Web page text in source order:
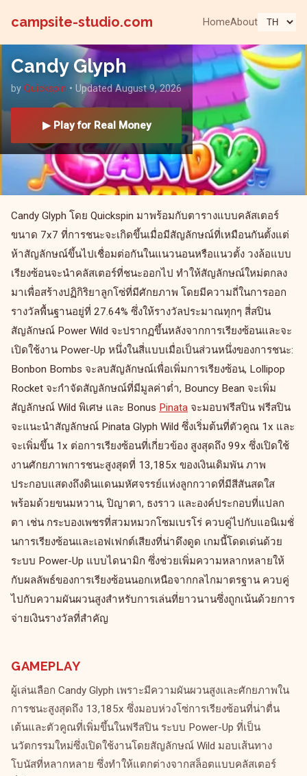
campsite-studio.com HomeAbout
Candy Glyph
by Quickspin • Updated August 9, 2026
▶ Play for Real Money
Candy Glyph โดย Quickspin มาพร้อมกับตารางแบบคลัสเตอร์
ขนาด 7x7 ที่การชนะจะเกิดขึ้นเมื่อมีสัญลักษณ์ที่เหมือนกันตั้งแต่
ห้าสัญลักษณ์ขึ้นไปเชื่อมต่อกันในแนวนอนหรือแนวตั้ง วงล้อแบบ
เรียงซ้อนจะนำคลัสเตอร์ที่ชนะออกไป ทำให้สัญลักษณ์ใหม่ตกลง
มาเพื่อสร้างปฏิกิริยาลูกโซ่ที่มีศักยภาพ โดยมีความถี่ในการออก
รางวัลพื้นฐานอยู่ที่ 27.64% ซึ่งให้รางวัลประมาณทุกๆ สี่สปิน
สัญลักษณ์ Power Wild จะปรากฏขึ้นหลังจากการเรียงซ้อนและจะ
เปิดใช้งาน Power-Up หนึ่งในสี่แบบเมื่อเป็นส่วนหนึ่งของการชนะ:
Bonbon Bombs จะลบสัญลักษณ์เพื่อเพิ่มการเรียงซ้อน, Lollipop
Rocket จะกำจัดสัญลักษณ์ที่มีมูลค่าต่ำ, Bouncy Bean จะเพิ่ม
สัญลักษณ์ Wild พิเศษ และ Bonus Pinata จะมอบฟรีสปิน ฟรีสปิน
จะแนะนำสัญลักษณ์ Pinata Glyph Wild ซึ่งเริ่มต้นที่ตัวคูณ 1x และ
จะเพิ่มขึ้น 1x ต่อการเรียงซ้อนที่เกี่ยวข้อง สูงสุดถึง 99x ซึ่งเปิดใช้
งานศักยภาพการชนะสูงสุดที่ 13,185x ของเงินเดิมพัน ภาพ
ประกอบแสดงถึงดินแดนมหัศจรรย์แห่งลูกกวาดที่มีสีสันสดใส
พร้อมด้วยขนมหวาน, ปิญาตา, ธงราว และองค์ประกอบที่แปลก
ตา เช่น กระบองเพชรที่สวมหมวกโซมเบรโร่ ควบคู่ไปกับแอนิเมชั่
นการเรียงซ้อนและเอฟเฟกต์เสียงที่น่าดึงดูด เกมนี้โดดเด่นด้วย
ระบบ Power-Up แบบไดนามิก ซึ่งช่วยเพิ่มความหลากหลายให้
กับผลลัพธ์ของการเรียงซ้อนนอกเหนือจากกลไกมาตรฐาน ควบคู่
ไปกับความผันผวนสูงสำหรับการเล่นที่ยาวนานซึ่งถูกเน้นด้วยการ
จ่ายเงินรางวัลที่สำคัญ
GAMEPLAY
ผู้เล่นเลือก Candy Glyph เพราะมีความผันผวนสูงและศักยภาพใน
การชนะสูงสุดถึง 13,185x ซึ่งมอบห่วงโซ่การเรียงซ้อนที่น่าตื่น
เต้นและตัวคูณที่เพิ่มขึ้นในฟรีสปิน ระบบ Power-Up ที่เป็น
นวัตกรรมใหม่ซึ่งเปิดใช้งานโดยสัญลักษณ์ Wild มอบเส้นทาง
โบนัสที่หลากหลาย ซึ่งทำให้แตกต่างจากสล็อตแบบคลัสเตอร์